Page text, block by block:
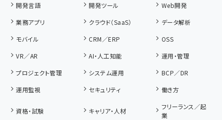
開発言語
開発ツール
Web開発
業務アプリ
クラウド（SaaS）
データ解析
モバイル
CRM／ERP
OSS
VR／AR
AI・人工知能
運用・管理
プロジェクト管理
システム運用
BCP／DR
運用監視
セキュリティ 働き方
資格・試験 キャリア・人材
フリーランス／起
業